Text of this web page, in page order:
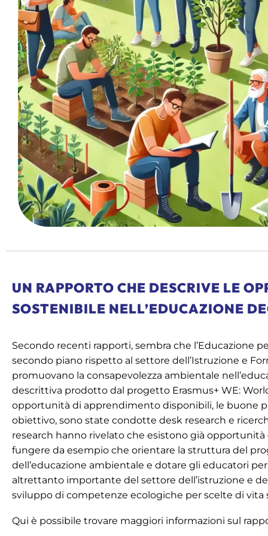
UN RAPPORTO CHE DESCRIVE LE
SOSTENIBILE NELL’EDUCAZIONE
Secondo recenti rapporti, sembra che l’Educazione
secondo piano rispetto al settore dell’Istruzione e
promuovano la consapevolezza ambientale
descrittiva prodotto dal progetto Erasmus+ WE:
opportunità di apprendimento disponibili, le buone
obiettivo, sono state condotte desk research e
research hanno rivelato che esistono già
fungere da esempio che orientare la struttura del
dell’educazione ambientale e dotare gli educatori
altrettanto importante del settore dell’istruzione e
sviluppo di competenze ecologiche per scelte di vita
Qui è possibile trovare maggiori informazioni sul